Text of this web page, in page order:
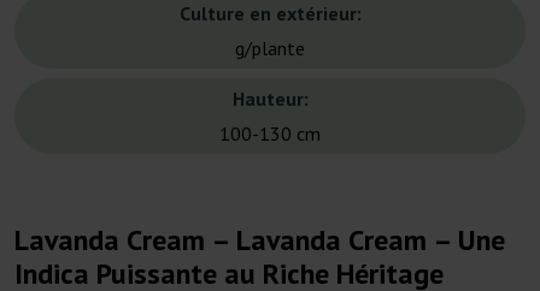
Culture en extérieur:
g/plante
Hauteur:
100-130 cm
Lavanda Cream – Lavanda Cream – Une
Indica Puissante au Riche Héritage